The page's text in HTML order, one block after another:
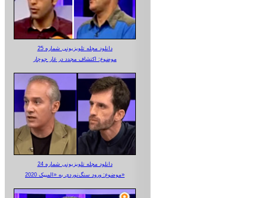
دانلود مجله تلویزیونی شماره 25
موضوع: اکتشاف مجدد در غار جوجار
دانلود مجله تلویزیونی شماره 24
موضوع: ورود سنگ‌نوردی به «المپیک 2020»